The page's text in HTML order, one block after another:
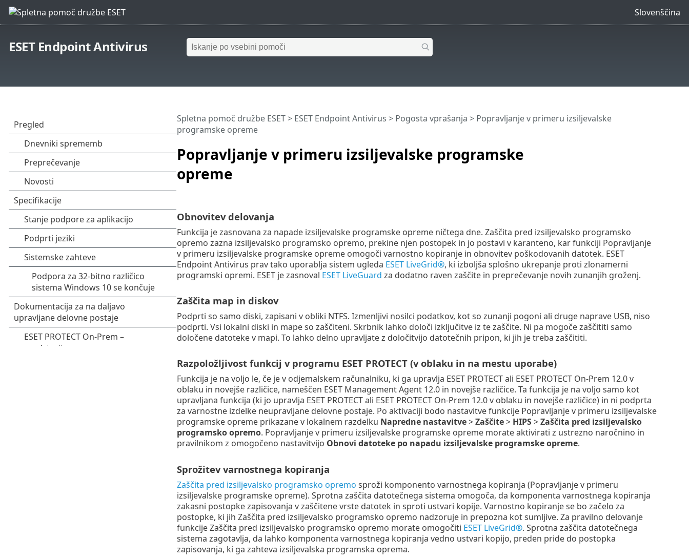
Slovenščina
ESET Endpoint Antivirus
Popravljanje v primeru izsiljevalske programske
opreme
Spletna pomoč družbe ESET> ESET Endpoint Antivirus > Pogosta vprašanja > Popravljanje v primeru izsiljevalske
programske opreme
Obnovitev delovanja
Funkcija je zasnovana za napade izsiljevalske programske opreme ničtega dne. Zaščita pred izsiljevalsko programsko
opremo zazna izsiljevalsko programsko opremo, prekine njen postopek in jo postavi v karanteno, kar funkciji Popravljanje
v primeru izsiljevalske programske opreme omogoči varnostno kopiranje in obnovitev poškodovanih datotek. ESET
Endpoint Antivirus prav tako uporablja sistem ugleda ESET LiveGrid®, ki izboljša splošno ukrepanje proti zlonamerni
programski opremi. ESET je zasnoval ESET LiveGuard za dodatno raven zaščite in preprečevanje novih zunanjih groženj.
Zaščita map in diskov
Podprti so samo diski, zapisani v obliki NTFS. Izmenljivi nosilci podatkov, kot so zunanji pogoni ali druge naprave USB, niso
podprti. Vsi lokalni diski in mape so zaščiteni. Skrbnik lahko določi izključitve iz te zaščite. Ni pa mogoče zaščititi samo
določene datoteke v mapi. To lahko delno upravljate z določitvijo datotečnih pripon, ki jih je treba zaščititi.
Razpoložljivost funkcij v programu ESET PROTECT (v oblaku in na mestu uporabe)
Funkcija je na voljo le, če je v odjemalskem računalniku, ki ga upravlja ESET PROTECT ali ESET PROTECT On-Prem 12.0 v
oblaku in novejše različice, nameščen ESET Management Agent 12.0 in novejše različice. Ta funkcija je na voljo samo kot
upravljana funkcija (ki jo upravlja ESET PROTECT ali ESET PROTECT On-Prem 12.0 v oblaku in novejše različice) in ni podprta
za varnostne izdelke neupravljane delovne postaje. Po aktivaciji bodo nastavitve funkcije Popravljanje v primeru izsiljevalske
programske opreme prikazane v lokalnem razdelku Napredne nastavitve>Zaščite> HIPS>Zaščita pred izsiljevalsko
programsko opremo. Popravljanje v primeru izsiljevalske programske opreme morate aktivirati z ustrezno naročnino in
pravilnikom z omogočeno nastavitvijo Obnovi datoteke po napadu izsiljevalske programske opreme.
Sprožitev varnostnega kopiranja
Zaščita pred izsiljevalsko programsko opremo sproži komponento varnostnega kopiranja (Popravljanje v primeru
izsiljevalske programske opreme). Sprotna zaščita datotečnega sistema omogoča, da komponenta varnostnega kopiranja
zakasni postopke zapisovanja v zaščitene vrste datotek in sproti ustvari kopije. Varnostno kopiranje se bo začelo za
postopke, ki jih Zaščita pred izsiljevalsko programsko opremo nadzoruje in prepozna kot sumljive. Za pravilno delovanje
funkcije Zaščita pred izsiljevalsko programsko opremo morate omogočiti ESET LiveGrid®. Sprotna zaščita datotečnega
sistema zagotavlja, da lahko komponenta varnostnega kopiranja vedno ustvari kopijo, preden pride do postopka
zapisovanja, ki ga zahteva izsiljevalska programska oprema.